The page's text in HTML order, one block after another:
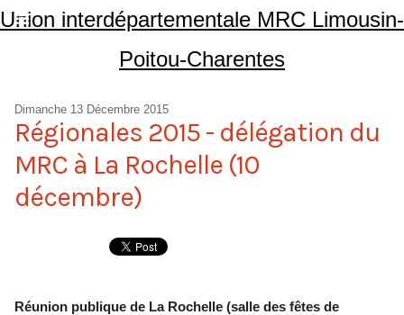
Union interdépartementale MRC Limousin-
Poitou-Charentes
Dimanche 13 Décembre 2015
Régionales 2015 - délégation du
MRC à La Rochelle (10
décembre)
Réunion publique de La Rochelle (salle des fêtes de